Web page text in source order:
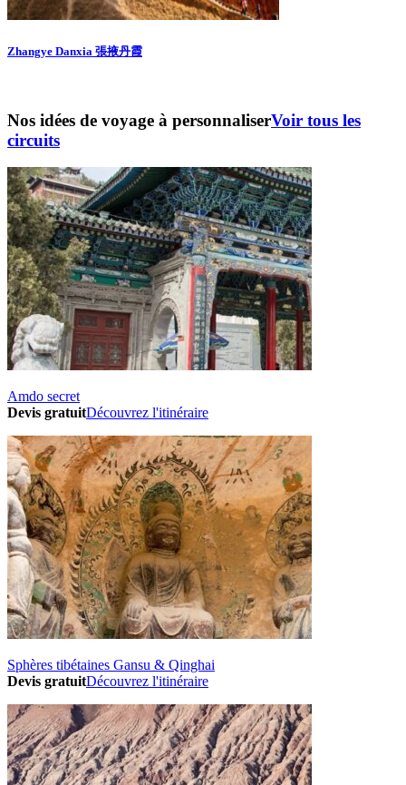
Zhangye Danxia 張掖丹霞
Nos idées de voyage à personnaliserVoir tous les
circuits
Amdo secret
Devis gratuitDécouvrez l'itinéraire
Sphères tibétaines Gansu & Qinghai
Devis gratuitDécouvrez l'itinéraire